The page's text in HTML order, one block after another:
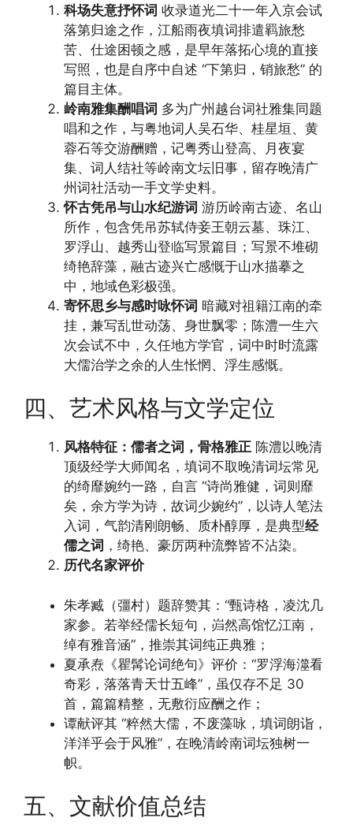
科场失意抒怀词 收录道光二十一年入京会试
落第归途之作，江船雨夜填词排遣羁旅愁
苦、仕途困顿之感，是早年落拓心境的直接
写照，也是自序中自述 “下第归，销旅愁” 的
篇目主体。
岭南雅集酬唱词 多为广州越台词社雅集同题
唱和之作，与粤地词人吴石华、桂星垣、黄
蓉石等交游酬赠，记粤秀山登高、月夜宴
集、词人结社等岭南文坛旧事，留存晚清广
州词社活动一手文学史料。
怀古凭吊与山水纪游词 游历岭南古迹、名山
所作，包含凭吊苏轼侍妾王朝云墓、珠江、
罗浮山、越秀山登临写景篇目；写景不堆砌
绮艳辞藻，融古迹兴亡感慨于山水描摹之
中，地域色彩极强。
寄怀思乡与感时咏怀词 暗藏对祖籍江南的牵
挂，兼写乱世动荡、身世飘零；陈澧一生六
次会试不中，久任地方学官，词中时时流露
大儒治学之余的人生怅惘、浮生感慨。
四、艺术风格与文学定位
风格特征：儒者之词，骨格雅正 陈澧以晚清
顶级经学大师闻名，填词不取晚清词坛常见
的绮靡婉约一路，自言 “诗尚雅健，词则靡
矣，余方学为诗，故词少婉约”，以诗人笔法
入词，气韵清刚朗畅、质朴醇厚，是典型经
儒之词 ，绮艳、豪厉两种流弊皆不沾染。
历代名家评价
朱孝臧（彊村）题辞赞其：“甄诗格，凌沈几
家参。若举经儒长短句，岿然高馆忆江南，
绰有雅音涵”，推崇其词纯正典雅；
夏承焘《瞿髯论词绝句》评价：“罗浮海澨看
奇彩，落落青天廿五峰”，虽仅存不足 30
首，篇篇精整，无敷衍应酬之作；
谭献评其 “粹然大儒，不废藻咏，填词朗诣，
洋洋乎会于风雅”，在晚清岭南词坛独树一
帜。
五、文献价值总结